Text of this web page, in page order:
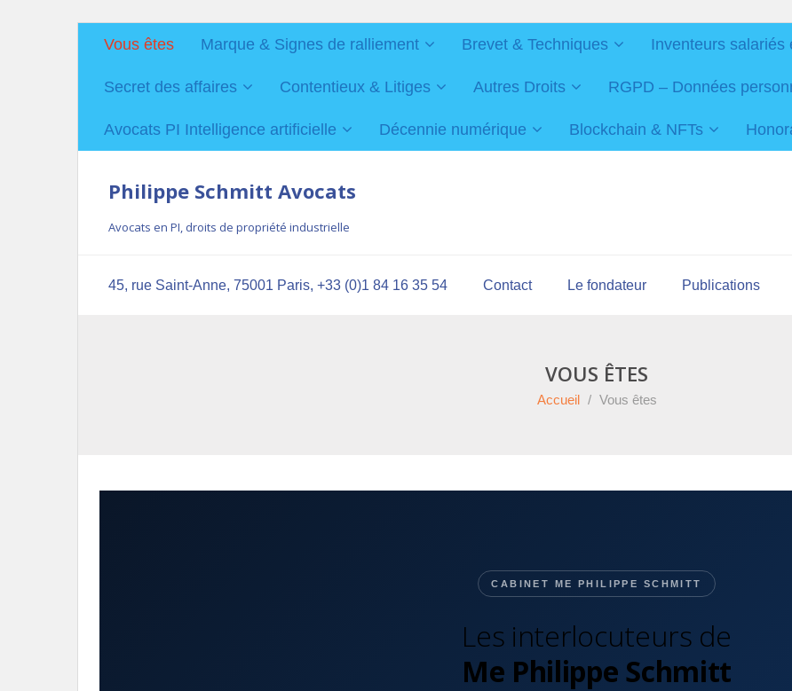
Vous êtes Marque & Signes de ralliement Brevet & Techniques Inventeurs salariés
Secret des affaires Contentieux & Litiges Autres Droits RGPD – Données
Avocats PI Intelligence artificielle Décennie numérique Blockchain & NFTs
Philippe Schmitt Avocats
Avocats en PI, droits de propriété industrielle
45, rue Saint-Anne, 75001 Paris, +33 (0)1 84 16 35 54 Contact Le fondateur Publications
VOUS ÊTES
Accueil / Vous êtes
CABINET ME PHILIPPE SCHMITT
Les interlocuteurs de
Me Philippe Schmitt